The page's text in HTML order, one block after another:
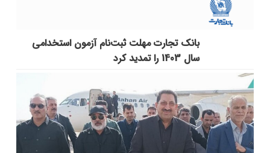
بانک تجارت مهلت ثبت‌نام آزمون استخدامی
سال 1403 را تمدید کرد